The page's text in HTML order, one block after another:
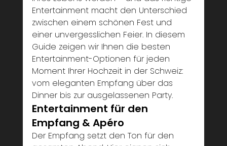
Entertainment macht den Unterschied
zwischen einem schönen Fest und
einer unvergesslichen Feier. In diesem
Guide zeigen wir Ihnen die besten
Entertainment-Optionen für jeden
Moment Ihrer Hochzeit in der Schweiz:
vom eleganten Empfang über das
Dinner bis zur ausgelassenen Party.
Entertainment für den
Empfang & Apéro
Der Empfang setzt den Ton für den